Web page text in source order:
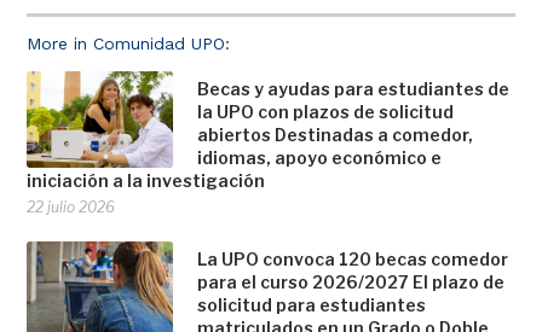
More in Comunidad UPO:
Becas y ayudas para estudiantes de
la UPO con plazos de solicitud
abiertos Destinadas a comedor,
idiomas, apoyo económico e
iniciación a la investigación
22 julio 2026
La UPO convoca 120 becas comedor
para el curso 2026/2027 El plazo de
solicitud para estudiantes
matriculados en un Grado o Doble